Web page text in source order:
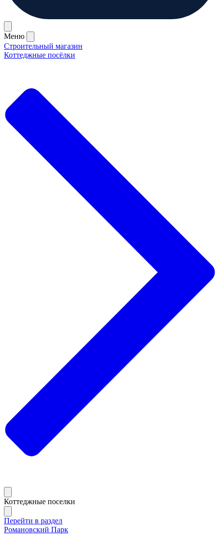
Меню
Строительный магазин
Коттеджные посёлки
Коттеджные поселки
Перейти в раздел
Романовский Парк